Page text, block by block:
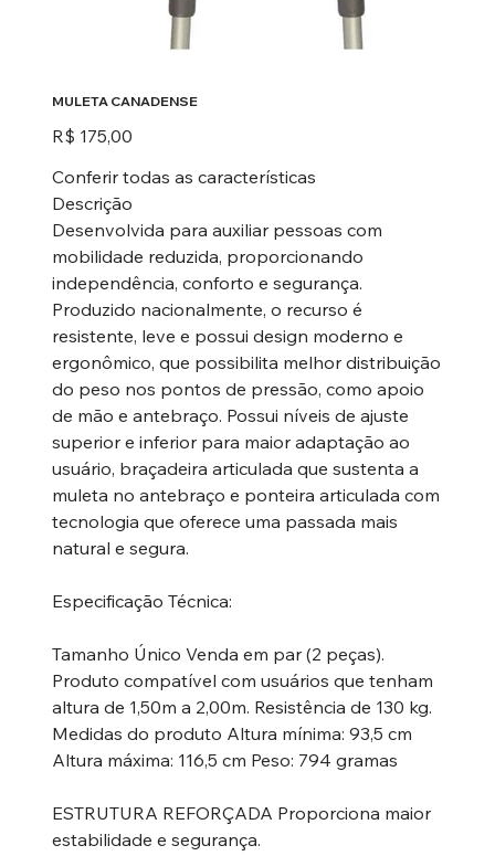
MULETA CANADENSE
Preço
R$ 175,00
Conferir todas as características
Descrição
Desenvolvida para auxiliar pessoas com
mobilidade reduzida, proporcionando
independência, conforto e segurança.
Produzido nacionalmente, o recurso é
resistente, leve e possui design moderno e
ergonômico, que possibilita melhor distribuição
do peso nos pontos de pressão, como apoio
de mão e antebraço. Possui níveis de ajuste
superior e inferior para maior adaptação ao
usuário, braçadeira articulada que sustenta a
muleta no antebraço e ponteira articulada com
tecnologia que oferece uma passada mais
natural e segura.
Especificação Técnica:
Tamanho Único Venda em par (2 peças).
Produto compatível com usuários que tenham
altura de 1,50m a 2,00m. Resistência de 130 kg.
Medidas do produto Altura mínima: 93,5 cm
Altura máxima: 116,5 cm Peso: 794 gramas
ESTRUTURA REFORÇADA Proporciona maior
estabilidade e segurança.